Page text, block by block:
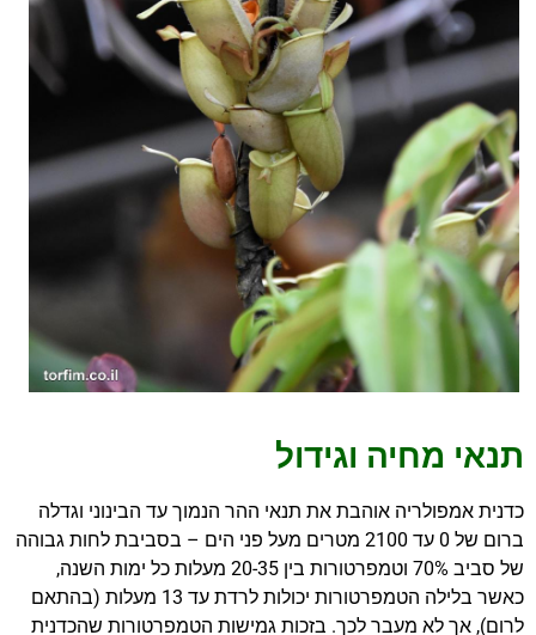
תנאי מחיה וגידול
כדנית אמפולריה אוהבת את תנאי ההר הנמוך עד הבינוני וגדלה
ברום של 0 עד 2100 מטרים מעל פני הים – בסביבת לחות גבוהה
של סביב 70% וטמפרטורות בין 20-35 מעלות כל ימות השנה,
כאשר בלילה הטמפרטורות יכולות לרדת עד 13 מעלות (בהתאם
לרום), אך לא מעבר לכך. בזכות גמישות הטמפרטורות שהכדנית